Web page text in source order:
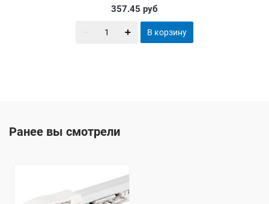
357.45 руб
В корзину
Ранее вы смотрели